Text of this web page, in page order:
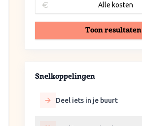
Alle kosten
Toon resultaten
Snelkoppelingen
Deel iets in je buurt